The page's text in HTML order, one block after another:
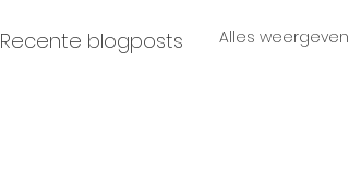
Recente blogposts Alles weergeven